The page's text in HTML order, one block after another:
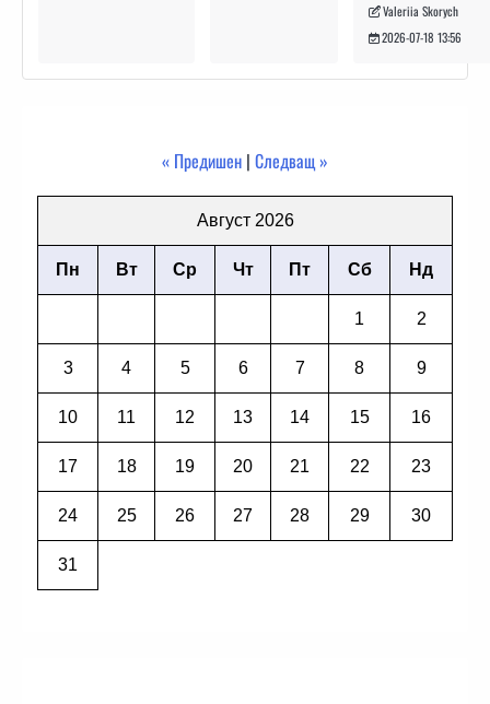
Valeriia Skorych
2026-07-18 13:56
« Предишен | Следващ »
Август 2026
Пн Вт Ср Чт Пт Сб Нд
1 2
3 4 5 6 7 8 9
10 11 12 13 14 15 16
17 18 19 20 21 22 23
24 25 26 27 28 29 30
31